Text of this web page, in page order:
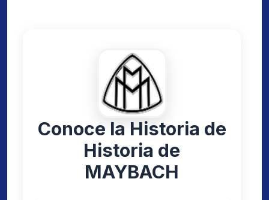
Conoce la Historia de
Historia de
MAYBACH